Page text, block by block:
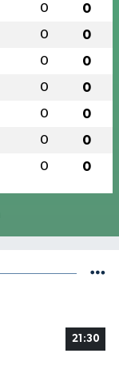
0 0
0 0
0 0
0 0
0 0
0 0
0 0
21:30